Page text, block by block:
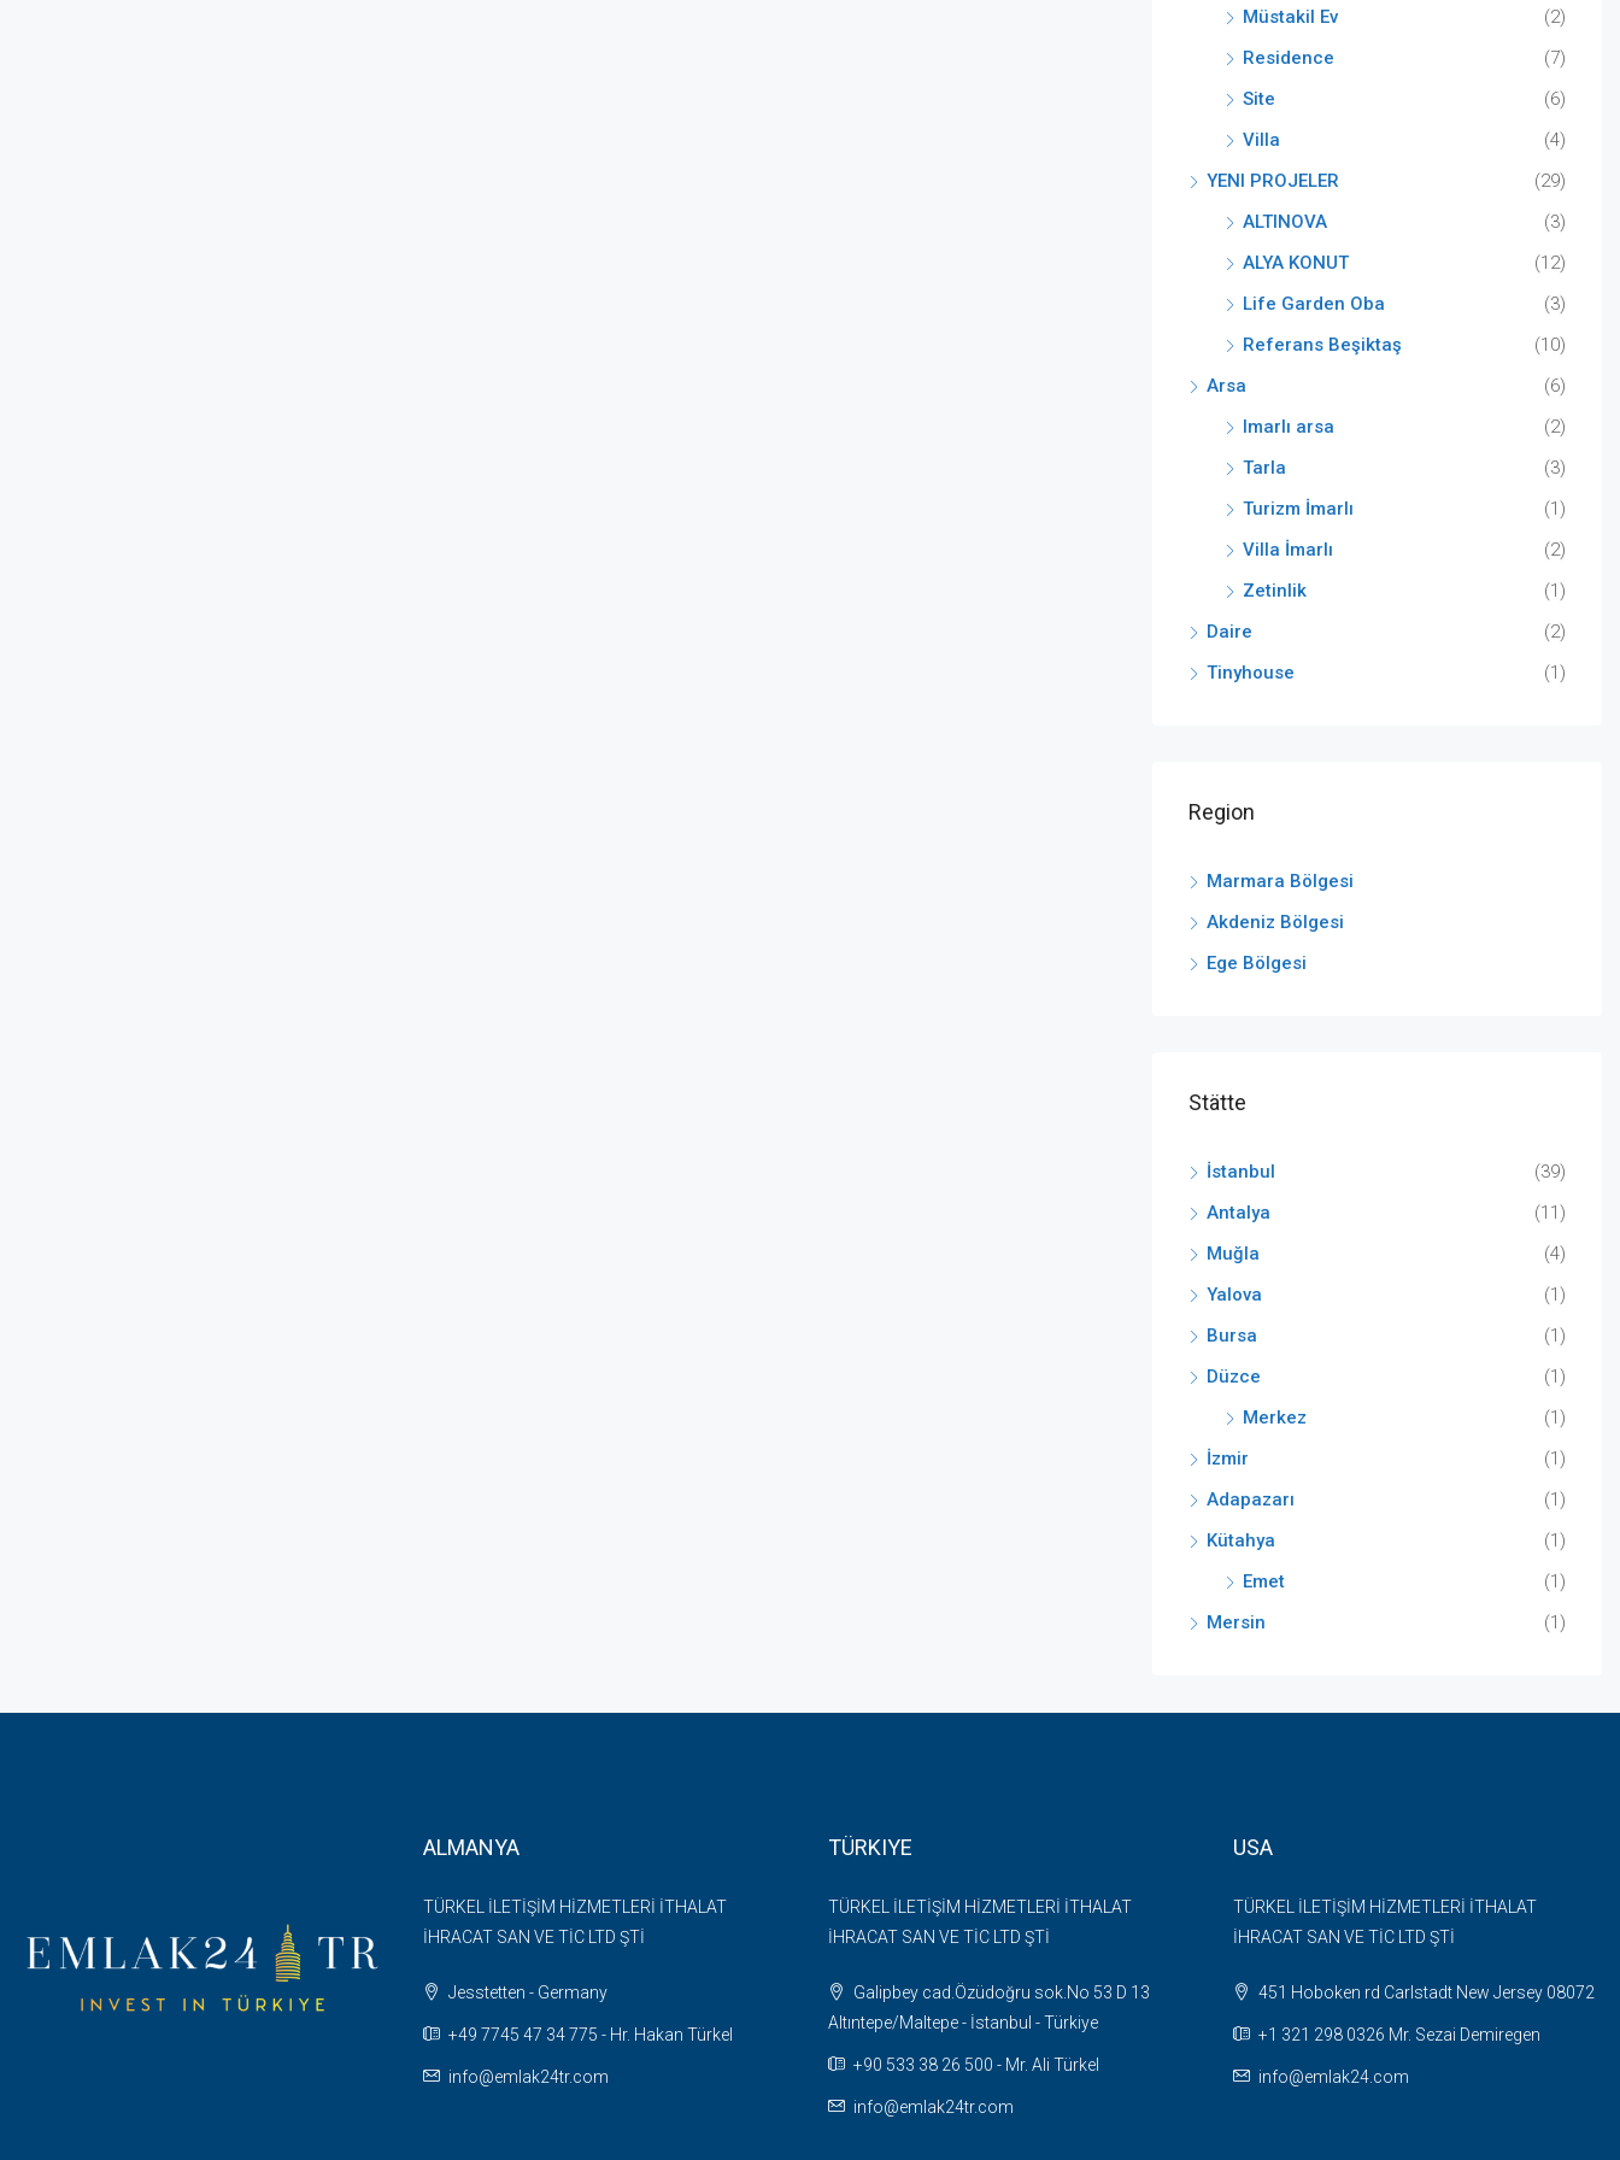
Müstakil Ev
(2)
Residence
(7)
Site
(6)
Villa
(4)
YENI PROJELER
(29)
ALTINOVA
(3)
ALYA KONUT
(12)
Life Garden Oba
(3)
Referans Beşiktaş
(10)
Arsa
(6)
Imarlı arsa
(2)
Tarla
(3)
Turizm İmarlı
(1)
Villa İmarlı
(2)
Zetinlik
(1)
Daire
(2)
Tinyhouse
(1)
Region
Marmara Bölgesi
Akdeniz Bölgesi
Ege Bölgesi
Stätte
İstanbul
(39)
Antalya
(11)
Muğla
(4)
Yalova
(1)
Bursa
(1)
Düzce
(1)
Merkez
(1)
İzmir
(1)
Adapazarı
(1)
Kütahya
(1)
Emet
(1)
Mersin
(1)
ALMANYA
TÜRKEL İLETİŞİM HİZMETLERİ İTHALAT
İHRACAT SAN VE TİC LTD ŞTİ
Jesstetten - Germany
+49 7745 47 34 775 - Hr. Hakan Türkel
info@emlak24tr.com
TÜRKIYE
TÜRKEL İLETİŞİM HİZMETLERİ İTHALAT
İHRACAT SAN VE TİC LTD ŞTİ
Galipbey cad.Özüdoğru sok.No 53 D 13
Altıntepe/Maltepe - İstanbul - Türkiye
+90 533 38 26 500 - Mr. Ali Türkel
info@emlak24tr.com
USA
TÜRKEL İLETİŞİM HİZMETLERİ İTHALAT
İHRACAT SAN VE TİC LTD ŞTİ
451 Hoboken rd Carlstadt New Jersey 08072
+1 321 298 0326 Mr. Sezai Demiregen
info@emlak24.com